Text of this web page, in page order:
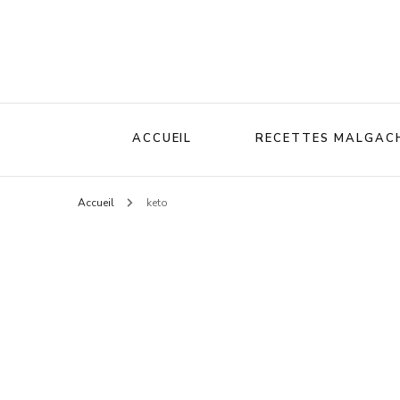
ACCUEIL RECETTES
Accueil keto